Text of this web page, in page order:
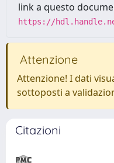
link a questo
https://
Attenzione
Attenzione! I dati
sottoposti a
Citazioni